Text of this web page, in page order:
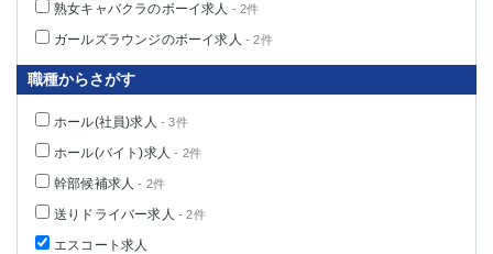
熟女キャバクラのボーイ求人 - 2件
ガールズラウンジのボーイ求人 - 2件
職種からさがす
ホール(社員)求人 - 3件
ホール(バイト)求人 - 2件
幹部候補求人 - 2件
送りドライバー求人 - 2件
エスコート求人